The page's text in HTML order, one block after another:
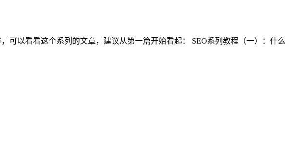
可以看看这个系列的文章，建议从第一篇开始看起： SEO系列教程（一）：什么